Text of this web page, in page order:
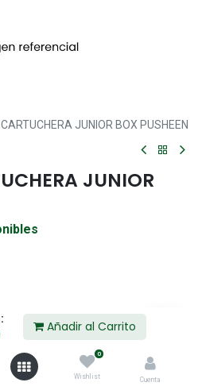
Añadir al Carrito
0
Wishlist Cuenta
JUNIOR BOX PUSHEEN
JUNIOR
al Carrito